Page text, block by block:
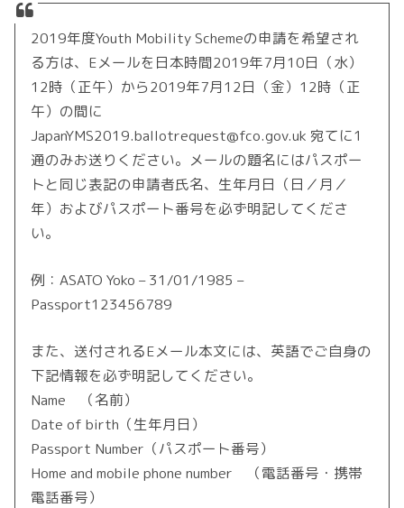
2019年度Youth Mobility Schemeの申請を希望され
る方は、Eメールを日本時間2019年7月10日（水）
12時（正午）から2019年7月12日（金）12時（正
午）の間に
JapanYMS2019.ballotrequest@fco.gov.uk 宛てに1
通のみお送りください。メールの題名にはパスポー
トと同じ表記の申請者氏名、生年月日（日／月／
年）およびパスポート番号を必ず明記してくださ
い。
例：ASATO Yoko – 31/01/1985 –
Passport123456789
また、送付されるEメール本文には、英語でご自身の
下記情報を必ず明記してください。
Name （名前）
Date of birth（生年月日）
Passport Number（パスポート番号）
Home and mobile phone number （電話番号・携帯
電話番号）